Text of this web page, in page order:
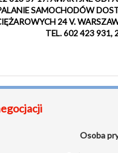
SAMOCHODÓW
24 V.
TEL. 602 423 931,
Osoba